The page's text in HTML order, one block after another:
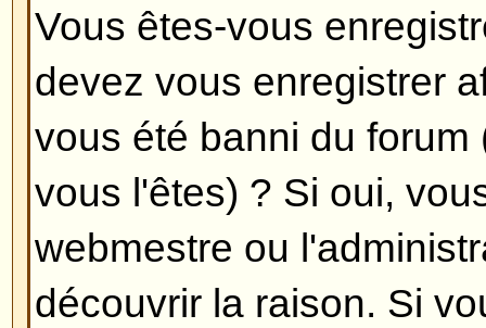
disponibles pour les invités tels
image avatar, une messagerie
des amis, l'inscription à un
L'enregistrement prend
est donc recommandé de le
Revenir en haut
Pourquoi suis-je déconnecté